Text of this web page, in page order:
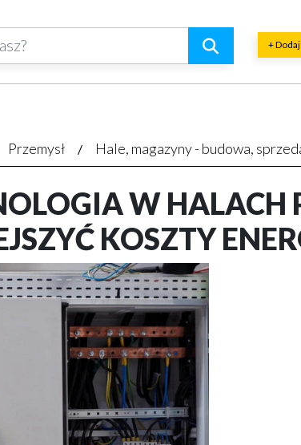
+
Przemysł Hale, magazyny - budowa,
W HALACH
KOSZTY